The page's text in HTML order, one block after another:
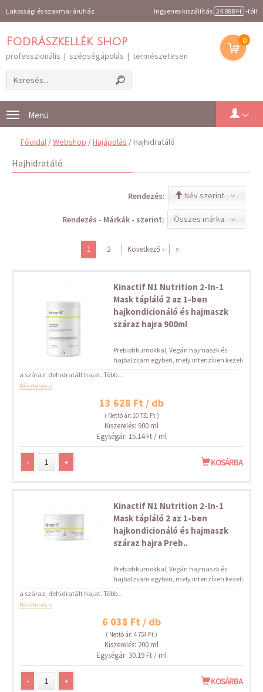
Lakossági és szakmai áruház Ingyenes kiszállítás 24 888 Ft -tól!
Fodrászkellék shop
professzionális | szépségápolás | természetesen
0
Toggle
navigation
Főoldal /Webshop /Hajápolás / Hajhidratáló
Hajhidratáló
Név szerint
Rendezés:
Összes márka
Rendezés - Márkák - szerint:
1 2 Következő › »
Kinactif N1 Nutrition 2-In-1
Mask tápláló 2 az 1-ben
hajkondicionáló és hajmaszk
száraz hajra 900ml
Prebiotikumokkal, Vegán hajmaszk és
hajbalzsam egyben, mely intenzíven kezeli
a száraz, dehidratált hajat. Több...
Részletek »
13 628 Ft / db
( Nettó ár: 10 731 Ft )
Kiszerelés: 900 ml
Egységár: 15.14 Ft / ml
- + KOSÁRBA
Kinactif N1 Nutrition 2-In-1
Mask tápláló 2 az 1-ben
hajkondicionáló és hajmaszk
száraz hajra Preb..
Prebiotikumokkal, Vegán hajmaszk és
hajbalzsam egyben, mely intenzíven kezeli
a száraz, dehidratált hajat. Több...
Részletek »
6 038 Ft / db
( Nettó ár: 4 754 Ft )
Kiszerelés: 200 ml
Egységár: 30.19 Ft / ml
- + KOSÁRBA